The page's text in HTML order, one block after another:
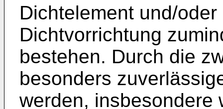
Dichtelement und/
Dichtvorrichtung
bestehen. Durch die
besonders
werden, insbesondere